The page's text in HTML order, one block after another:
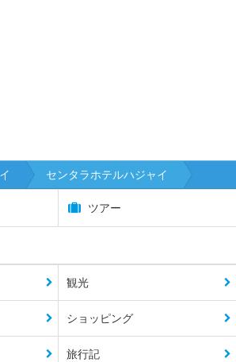
センタラホテルハジャイ
ツアー
観光
ショッピング
旅行記